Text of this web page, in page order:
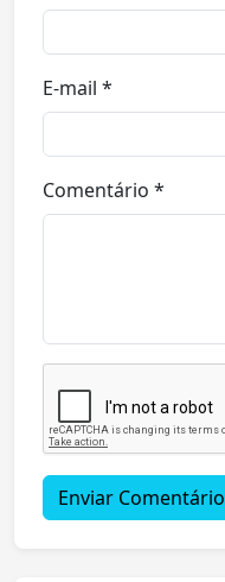
E-mail *
Comentário *
Enviar Comentário